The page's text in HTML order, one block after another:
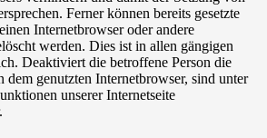
Ferner können bereits gesetzte
Internetbrowser oder andere
werden. Dies ist in allen gängigen
Deaktiviert die betroffene Person die
dem genutzten Internetbrowser, sind unter
unserer Internetseite